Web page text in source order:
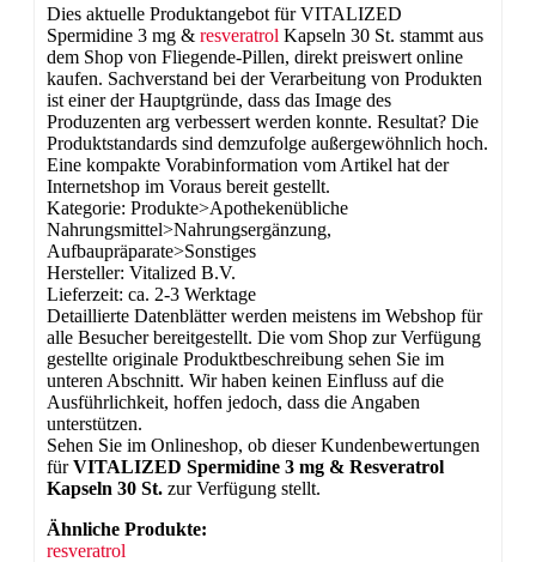
Dies aktuelle Produktangebot für VITALIZED
Spermidine 3 mg & resveratrol Kapseln 30 St. stammt aus
dem Shop von Fliegende-Pillen, direkt preiswert online
kaufen. Sachverstand bei der Verarbeitung von Produkten
ist einer der Hauptgründe, dass das Image des
Produzenten arg verbessert werden konnte. Resultat? Die
Produktstandards sind demzufolge außergewöhnlich hoch.
Eine kompakte Vorabinformation vom Artikel hat der
Internetshop im Voraus bereit gestellt.
Kategorie: Produkte>Apothekenübliche
Nahrungsmittel>Nahrungsergänzung,
Aufbaupräparate>Sonstiges
Hersteller: Vitalized B.V.
Lieferzeit: ca. 2-3 Werktage
Detaillierte Datenblätter werden meistens im Webshop für
alle Besucher bereitgestellt. Die vom Shop zur Verfügung
gestellte originale Produktbeschreibung sehen Sie im
unteren Abschnitt. Wir haben keinen Einfluss auf die
Ausführlichkeit, hoffen jedoch, dass die Angaben
unterstützen.
Sehen Sie im Onlineshop, ob dieser Kundenbewertungen
fürVITALIZED Spermidine 3 mg & Resveratrol
Kapseln 30 St. zur Verfügung stellt.
Ähnliche Produkte:
resveratrol